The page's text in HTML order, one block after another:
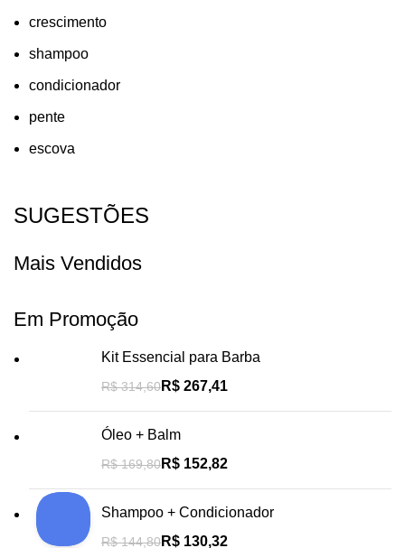
crescimento
shampoo
condicionador
pente
escova
SUGESTÕES
Mais Vendidos
Em Promoção
Kit Essencial para Barba
R$314,60R$ 267,41
Óleo + Balm
R$169,80R$ 152,82
Shampoo + Condicionador
R$144,80R$ 130,32